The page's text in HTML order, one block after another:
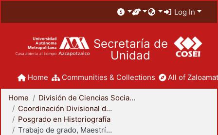
Log In
Secretaría de
Unidad
Home Communities & Collections All of
Home
División de Ciencias Sociales y Humanidades
Coordinación Divisional de Posgrado
Posgrado en Historiografía
Trabajo de grado, Maestría en Historiografía de México